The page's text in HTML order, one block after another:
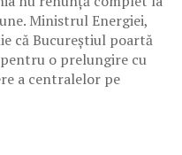
Ministrul Energiei,
că Bucureștiul poartă
o prelungire cu
a centralelor pe